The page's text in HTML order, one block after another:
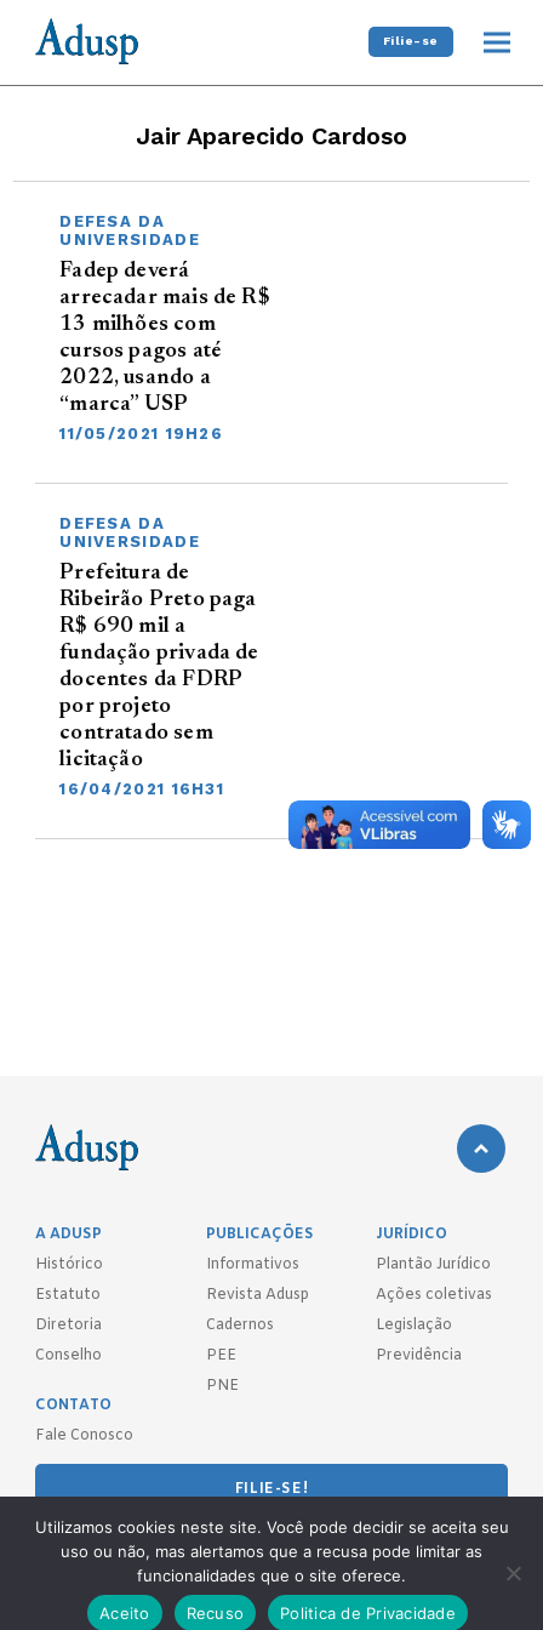
Filie-se
Jair Aparecido Cardoso
DEFESA DA
UNIVERSIDADE
Fadep deverá
arrecadar mais de R$
13 milhões com
cursos pagos até
2022, usando a
“marca” USP
11/05/2021 19H26
DEFESA DA
UNIVERSIDADE
Prefeitura de
Ribeirão Preto paga
R$ 690 mil a
fundação privada de
docentes da FDRP
por projeto
contratado sem
licitação
16/04/2021 16H31
A ADUSP
Histórico
Estatuto
Diretoria
Conselho
PUBLICAÇÕES
Informativos
Revista Adusp
Cadernos
PEE
PNE
JURÍDICO
Plantão Jurídico
Ações coletivas
Legislação
Previdência
CONTATO
Fale Conosco
FILIE-SE!
REDES SOCIAIS
Utilizamos cookies neste site. Você pode decidir se aceita seu
uso ou não, mas alertamos que a recusa pode limitar as
funcionalidades que o site oferece.
Aceito
Recuso Politica de Privacidade